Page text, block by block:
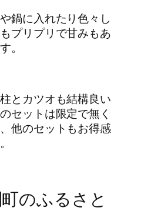
鍋に入れたり色々し
プリプリで甘みもあ
。
とカツオも結構良い
セットは限定で無く
他のセットもお得感
のふるさと